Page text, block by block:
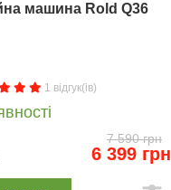
машина Rold Q36
1 відгук(ів)
7 590 грн
6 399 грн